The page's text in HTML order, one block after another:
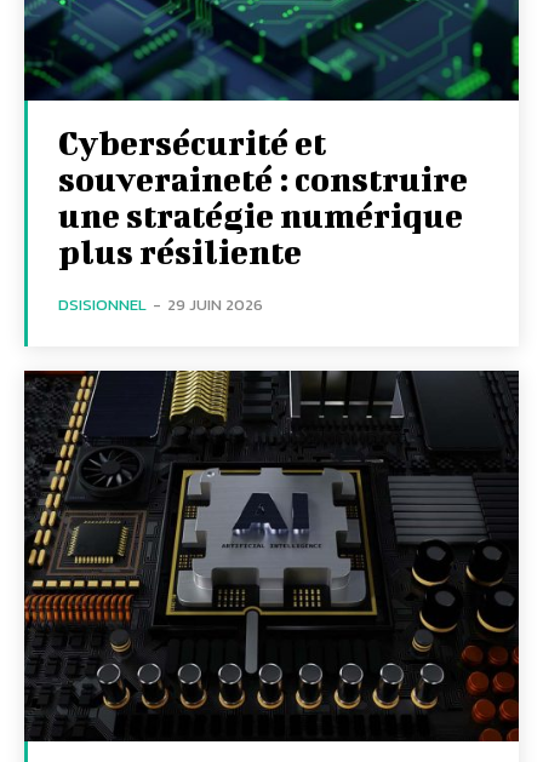
Cybersécurité et
souveraineté : construire
une stratégie numérique
plus résiliente
DSISIONNEL - 29 JUIN 2026